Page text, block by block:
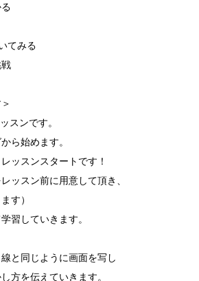
てみる
スンです。
ら始めます。
ッスンスタートです！
ッスン前に用意して頂き、
す）
習していきます。
と同じように画面を写し
方を伝えていきます。